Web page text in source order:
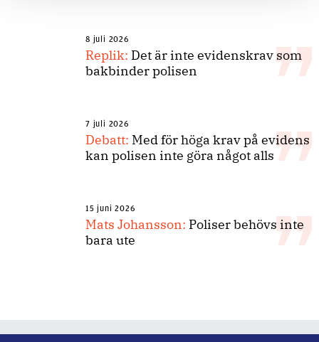
8 juli 2026
Replik: Det är inte evidenskrav som
bakbinder polisen
7 juli 2026
Debatt: Med för höga krav på evidens
kan polisen inte göra något alls
15 juni 2026
Mats Johansson: Poliser behövs inte
bara ute